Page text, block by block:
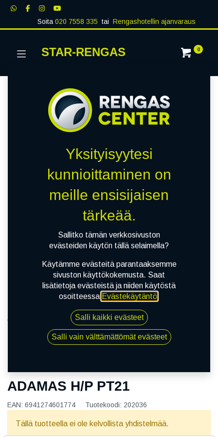
Soita020 7558 335 tai Rengashotellin ajanvaraus
STAR-RENGAS 0
145/70R13 71T POWERTRAC ADAMAS H/P PT21
ADAMAS H/P PT21
EAN: 6941274601774 Tuotekoodi: 202036
Tällä tuotteella ei ole kelvollista yhdistelmää.
Yksityisyytesi
kunnioittaminen on
meille ensisijaisen
tärkeää.
Sallitko tämän verkkosivuston
evästeiden käytön tällä selaimella?
Käytämme evästeitä parantaaksemme
sivuston käyttökokemusta. Saat
lisätietoja evästeistä ja niiden käytöstä
osoitteessa Evästekäytäntö.
Salli kaikki evästeet
Salli vain välttämättömät evästeet